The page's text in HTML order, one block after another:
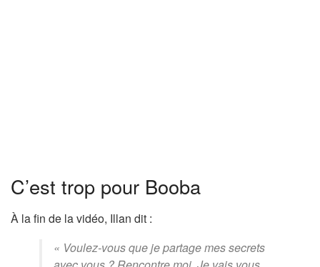
C’est trop pour Booba
À la fin de la vidéo, Illan dit :
« Voulez-vous que je partage mes secrets